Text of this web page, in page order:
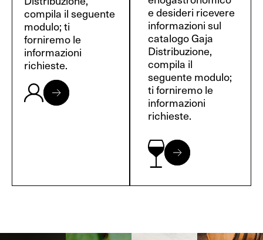
compila il seguente
modulo; ti
forniremo le
informazioni
richieste.
e desideri ricevere
informazioni sul
catalogo Gaja
Distribuzione,
compila il
seguente modulo;
ti forniremo le
informazioni
richieste.